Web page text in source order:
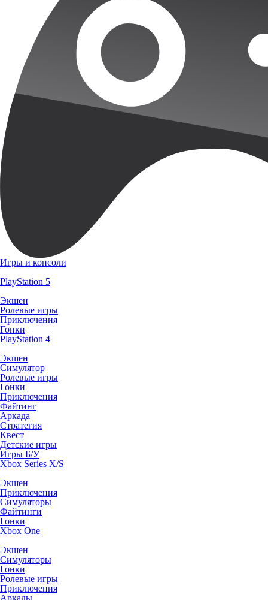
Игры и консоли
PlayStation 5
Экшен
Ролевые игры
Приключения
Гонки
PlayStation 4
Экшен
Симулятор
Ролевые игры
Гонки
Приключения
Файтинг
Аркада
Стратегия
Квест
Детские игры
Игры Б/У
Xbox Series X/S
Экшен
Приключения
Симуляторы
Файтинги
Гонки
Xbox One
Экшен
Симуляторы
Гонки
Ролевые игры
Приключения
Аркады